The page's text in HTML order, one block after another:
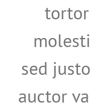
sed
auctor